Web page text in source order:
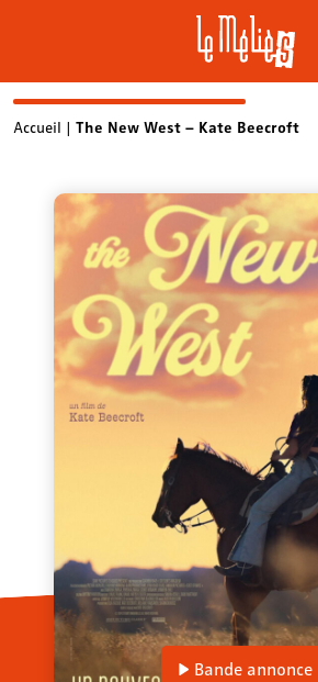
SkipAccueil | The New West – Kate Beecroft
Bande annonce